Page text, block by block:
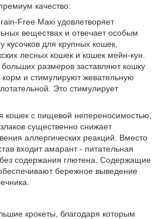
качество.
Free Maxi удовлетворяет
веществах и отвечает особым
кусочков для крупных кошек,
лесных кошек и кошек мейн-кун.
размеров заставляют кошку
и стимулируют жевательную
Это стимулирует
кошек с пищевой непереносимостью,
существенно снижает
аллергических реакций. Вместо
входит амарант - питательная
содержания глютена. Содержащие
бережное выведение
крокеты, благодаря которым